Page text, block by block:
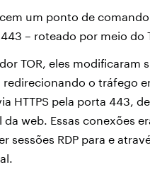
um ponto de
– roteado por meio do
TOR, eles
o tráfego
HTTPS pela porta 443,
web. Essas conexões
sessões RDP para e